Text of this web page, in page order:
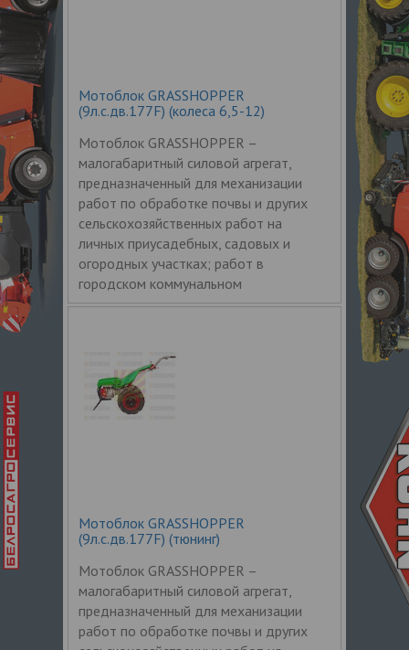
Мотоблок GRASSHOPPER
(9л.с.дв.177F) (колеса 6,5-12)
Мотоблок GRASSHOPPER –
малогабаритный силовой агрегат,
предназначенный для механизации
работ по обработке почвы и других
сельскохозяйственных работ на
личных приусадебных, садовых и
огородных участках; работ в
городском коммунальном
Мотоблок GRASSHOPPER
(9л.с.дв.177F) (тюнинг)
Мотоблок GRASSHOPPER –
малогабаритный силовой агрегат,
предназначенный для механизации
работ по обработке почвы и других